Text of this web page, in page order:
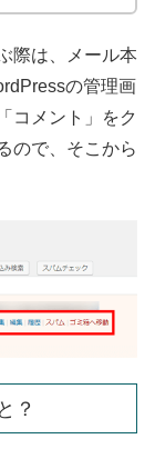
際は、メール本
の管理画
コメント」をク
ので、そこから
？